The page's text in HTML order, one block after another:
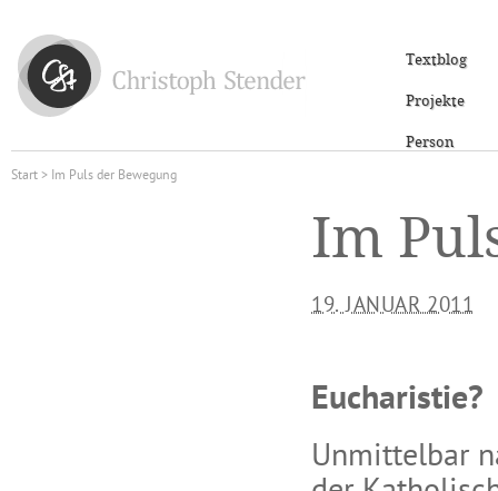
Textblog
Projekte
Person
Start> Im Puls der Bewegung
Im
19. JANUAR 2011
Eucharistie?
Unmittelbar